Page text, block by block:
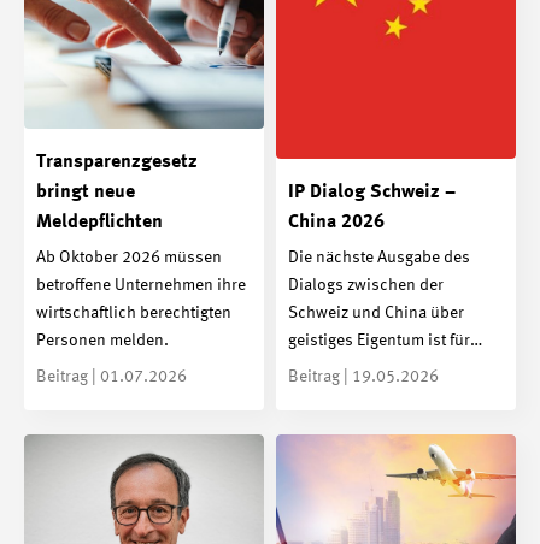
Transparenzgesetz
bringt neue
Meldepflichten
Ab Oktober 2026 müssen
betroffene Unternehmen ihre
wirtschaftlich berechtigten
Personen melden.
Beitrag | 01.07.2026
IP Dialog Schweiz –
China 2026
Die nächste Ausgabe des
Dialogs zwischen der
Schweiz und China über
geistiges Eigentum ist für…
Beitrag | 19.05.2026